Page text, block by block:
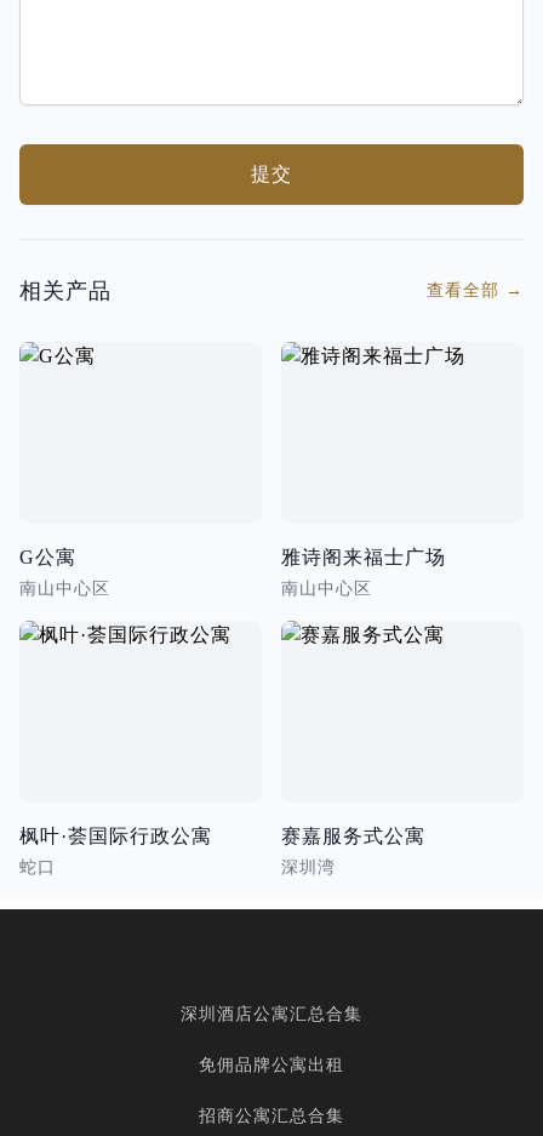
提交
相关产品 查看全部 →
G公寓
南山中心区
雅诗阁来福士广场
南山中心区
枫叶·荟国际行政公寓
蛇口
赛嘉服务式公寓
深圳湾
深圳酒店公寓汇总合集
免佣品牌公寓出租
招商公寓汇总合集